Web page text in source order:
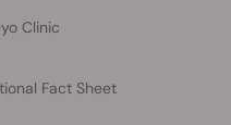
Clinic
Fact Sheet